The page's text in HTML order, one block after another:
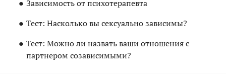
Зависимость от психотерапевта
Тест: Насколько вы сексуально зависимы?
Тест: Можно ли назвать ваши отношения с
партнером созависимыми?